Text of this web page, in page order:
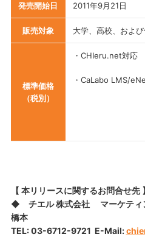
発売開始日 2011年9月21日
販売対象 大学、高校、および
標準価格
（税別）
・CHIeru.net対応
・CaLabo LMS/
【 本リリースに関するお問合せ先
◆ チエル 株式会社 マーケティ
橋本
TEL: 03-6712-9721 E-Mail: